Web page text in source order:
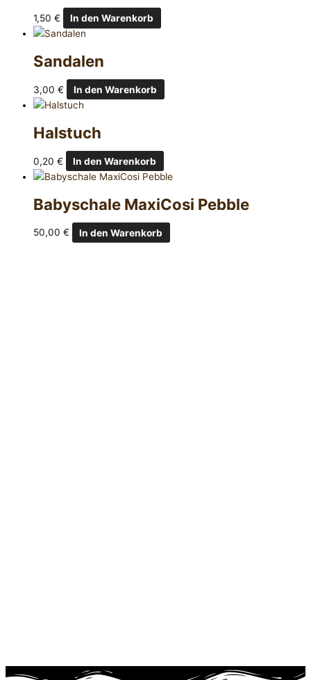
1,50 € In den Warenkorb
Sandalen
3,00 € In den Warenkorb
Halstuch
0,20 € In den Warenkorb
Babyschale MaxiCosi Pebble
50,00 € In den Warenkorb